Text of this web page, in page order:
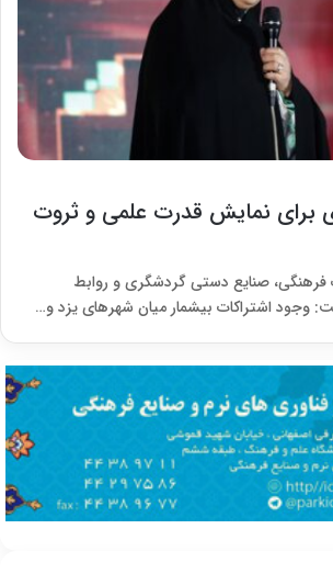
برای نمایش قدرت علمی و ثروت
صنایع دستی گردشگری و روابط
وجود اشتراکات بیشمار میان شهرهای یزد و…